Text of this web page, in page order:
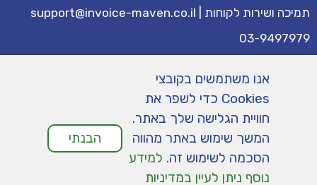
תמיכה ושירות לקוחות support@invoice-maven.co.il
03-9497979
תמיכה
הצהרת נגישות
| מדיניות פרטיות
אנו משתמשים בקובצי
Cookies כדי לשפר את
חוויית הגלישה שלך באתר.
המשך שימוש באתר מהווה
הסכמה לשימוש זה. למידע
נוסף ניתן לעיין במדיניות
הבנתי